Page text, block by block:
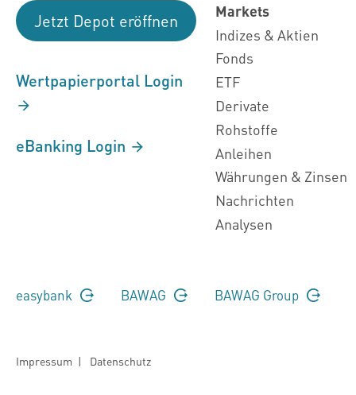
Jetzt Depot eröffnen
Wertpapierportal Login
eBanking Login
Markets
Indizes & Aktien
Fonds
ETF
Derivate
Rohstoffe
Anleihen
Währungen & Zinsen
Nachrichten
Analysen
easybank BAWAG BAWAG Group
Impressum | Datenschutz